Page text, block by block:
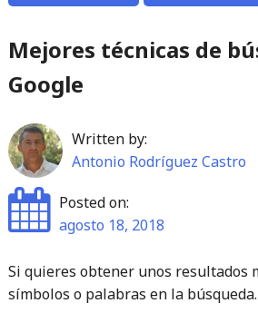
Mejores técnicas de
Google
Written by:
Antonio Rodríguez Castro
Posted on:
agosto 18, 2018
Si quieres obtener unos resultados
símbolos o palabras en la búsqueda.